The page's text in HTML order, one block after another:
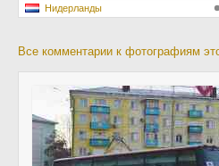
Нидерланды
Все комментарии к фотографиям